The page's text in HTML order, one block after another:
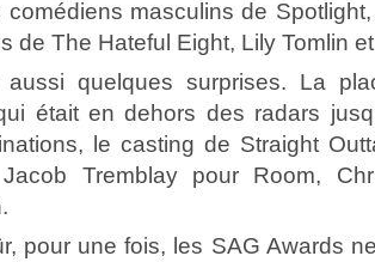
comédiens masculins de
de The Hateful Eight, Lily Tomlin
quelques surprises. La
était en dehors des radars
le casting de Straight
Jacob Tremblay pour Room,
pour une fois, les SAG Awards